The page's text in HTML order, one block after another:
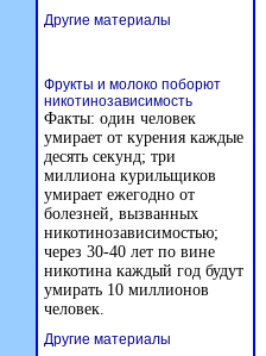
Другие материалы
Фрукты и молоко поборют
никотинозависимость
Факты: один человек
умирает от курения каждые
десять секунд; три
миллиона курильщиков
умирает ежегодно от
болезней, вызванных
никотинозависимостью;
через 30-40 лет по вине
никотина каждый год будут
умирать 10 миллионов
человек.
Другие материалы